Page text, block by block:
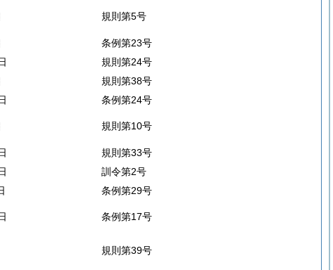
規則第5号
条例第23号
規則第24号
規則第38号
条例第24号
規則第10号
規則第33号
訓令第2号
条例第29号
条例第17号
規則第39号